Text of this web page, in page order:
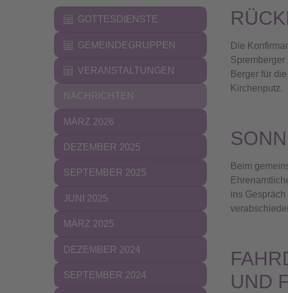
GOTTESDIENSTE
GEMEINDEGRUPPEN
VERANSTALTUNGEN
NACHRICHTEN
MÄRZ 2026
DEZEMBER 2025
SEPTEMBER 2025
JUNI 2025
MÄRZ 2025
DEZEMBER 2024
SEPTEMBER 2024
Die
Berger für
Kirchenputz.
Beim
ins
UND